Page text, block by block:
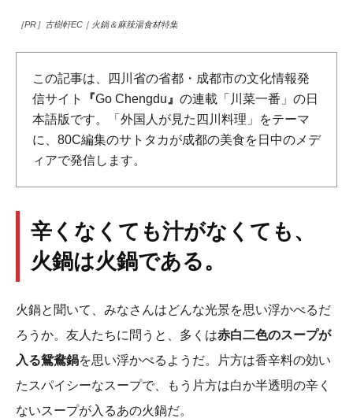
［PR］古樹軒EC｜火鍋＆麻辣湯食材特集
この記事は、四川省の省都・成都市の文化情報発
信サイト
『Go Chengdu 』 の連載「川菜一番」の日
本語版です。「外国人が見た四川料理」をテーマ
に、80C編集のサトタカが成都の美食を日中のメデ
ィアで発信します。
辛くなくても汁がなくても、
火鍋は火鍋である。
火鍋と聞いて、みなさんはどんな光景を思い浮かべるだ
ろうか。友人たちに問うと、多くは赤白二色のスープが
入る鴛鴦鍋を思い浮かべるようだ。片方は香辛料の効い
たスパイシーなスープで、もう片方は白か半透明の辛く
ないスープが入るあの火鍋だ。